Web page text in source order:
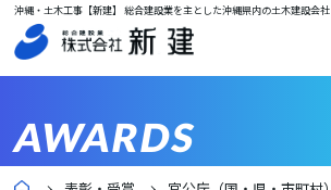
沖縄・土木工事【新建】 総合建設業を主とした沖縄県内の土木建設会社
AWARDS